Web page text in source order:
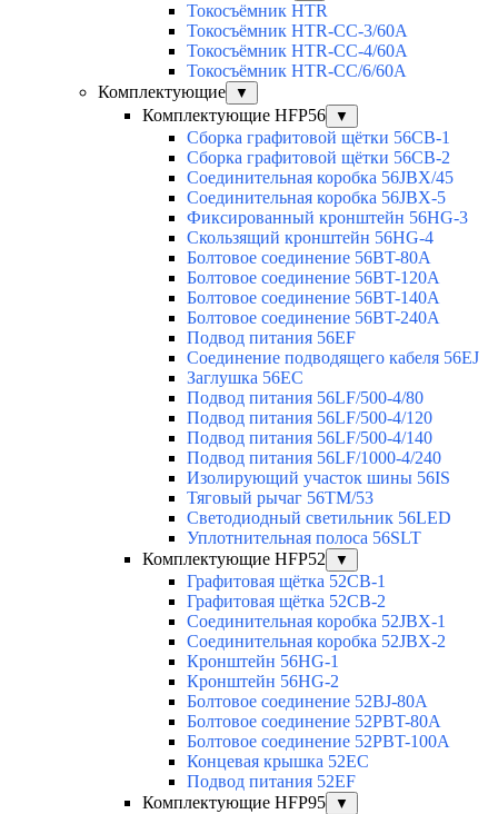
Токосъёмник HTR
Токосъёмник HTR-CC-3/60A
Токосъёмник HTR-CC-4/60A
Токосъёмник HTR-CC/6/60A
Комплектующие
▼
Комплектующие HFP56 ▼
Сборка графитовой щётки 56CB-1
Сборка графитовой щётки 56CB-2
Соединительная коробка 56JBX/45
Соединительная коробка 56JBX-5
Фиксированный кронштейн 56HG-3
Скользящий кронштейн 56HG-4
Болтовое соединение 56BT-80A
Болтовое соединение 56BT-120A
Болтовое соединение 56BT-140A
Болтовое соединение 56BT-240A
Подвод питания 56EF
Соединение подводящего кабеля 56EJ
Заглушка 56EC
Подвод питания 56LF/500-4/80
Подвод питания 56LF/500-4/120
Подвод питания 56LF/500-4/140
Подвод питания 56LF/1000-4/240
Изолирующий участок шины 56IS
Тяговый рычаг 56TM/53
Светодиодный светильник 56LED
Уплотнительная полоса 56SLT
Комплектующие HFP52
▼
Графитовая щётка 52CB-1
Графитовая щётка 52CB-2
Соединительная коробка 52JBX-1
Соединительная коробка 52JBX-2
Кронштейн 56HG-1
Кронштейн 56HG-2
Болтовое соединение 52BJ-80A
Болтовое соединение 52PBT-80A
Болтовое соединение 52PBT-100A
Концевая крышка 52EC
Подвод питания 52EF
Комплектующие HFP95
▼